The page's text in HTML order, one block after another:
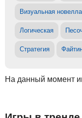
Визуальная новелла
Логическая
Стратегия
На данный момент